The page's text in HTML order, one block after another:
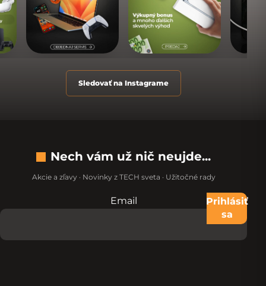
Sledovať na Instagrame
Nech vám už nič neujde...
Akcie a zľavy · Novinky z TECH sveta · Užitočné rady
Nevypĺňajte toto pole:
Email
Prihlásiť
sa